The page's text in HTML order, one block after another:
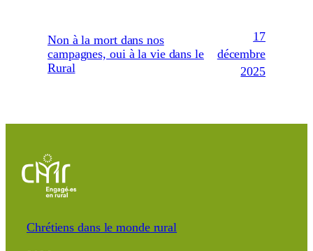
Non à la mort dans nos
campagnes, oui à la vie dans le
Rural
17
décembre
2025
Chrétiens dans le monde rural